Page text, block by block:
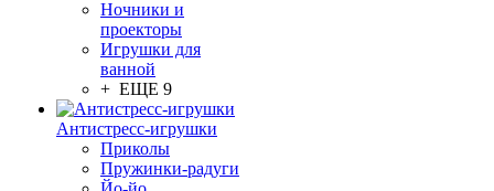
Ночники и
проекторы
Игрушки для
ванной
+ ЕЩЕ 9
Антистресс-игрушки
Приколы
Пружинки-радуги